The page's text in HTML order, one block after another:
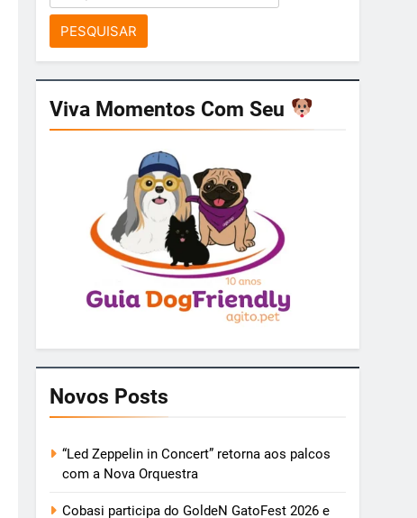
por:
Viva Momentos Com Seu
Novos Posts
“Led Zeppelin in Concert” retorna aos palcos
com a Nova Orquestra
Cobasi participa do GoldeN GatoFest 2026 e